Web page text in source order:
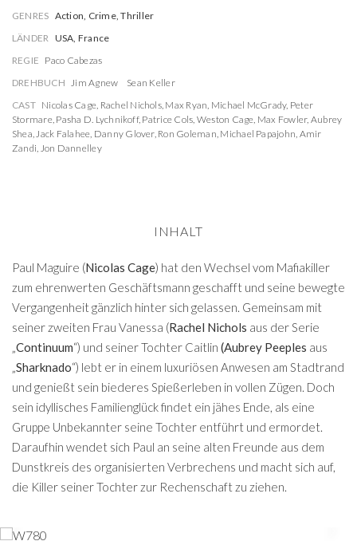
GENRES Action, Crime, Thriller
LÄNDER USA, France
REGIE Paco Cabezas
DREHBUCH Jim Agnew
Sean Keller
CAST Nicolas Cage, Rachel Nichols, Max Ryan, Michael McGrady, Peter
Stormare, Pasha D. Lychnikoff, Patrice Cols, Weston Cage, Max Fowler, Aubrey
Shea,Jack Falahee, Danny Glover, Ron Goleman, Michael Papajohn, Amir
Zandi, Jon Dannelley
INHALT
Paul Maguire (Nicolas Cage) hat den Wechsel vom Mafiakiller
zum ehrenwerten Geschäftsmann geschafft und seine bewegte
Vergangenheit gänzlich hinter sich gelassen. Gemeinsam mit
seiner zweiten Frau Vanessa (Rachel Nichols aus der Serie
„Continuum“) und seiner Tochter Caitlin (Aubrey Peeples aus
„Sharknado“) lebt er in einem luxuriösen Anwesen am Stadtrand
und genießt sein biederes Spießerleben in vollen Zügen. Doch
sein idyllisches Familienglück findet ein jähes Ende, als eine
Gruppe Unbekannter seine Tochter entführt und ermordet.
Daraufhin wendet sich Paul an seine alten Freunde aus dem
Dunstkreis des organisierten Verbrechens und macht sich auf,
die Killer seiner Tochter zur Rechenschaft zu ziehen.